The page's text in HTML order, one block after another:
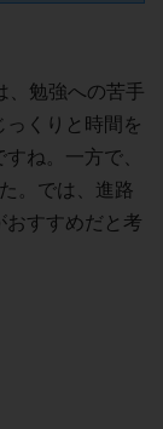
、勉強への苦手
くりと時間を
ね。一方で、
。では、進路
おすすめだと考